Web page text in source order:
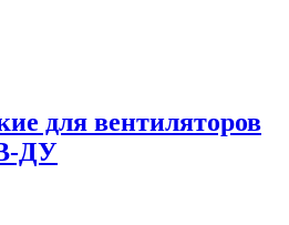
для вентиляторов
ДУ